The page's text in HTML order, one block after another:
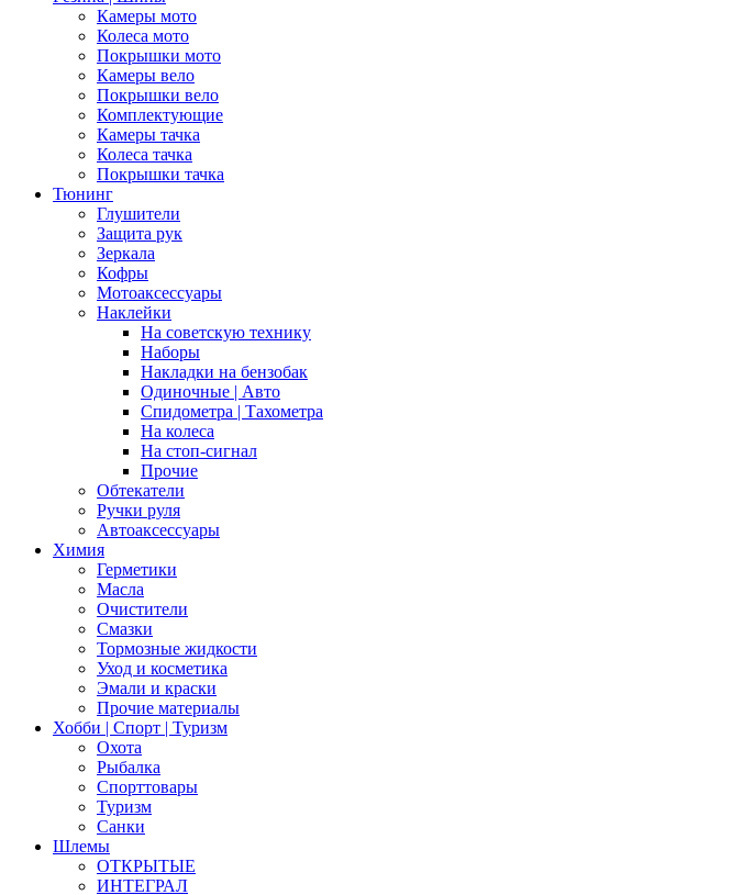
Камеры мото
Колеса мото
Покрышки мото
Камеры вело
Покрышки вело
Комплектующие
Камеры тачка
Колеса тачка
Покрышки тачка
Тюнинг
Глушители
Защита рук
Зеркала
Кофры
Мотоаксессуары
Наклейки
На советскую технику
Наборы
Накладки на бензобак
Одиночные | Авто
Спидометра | Тахометра
На колеса
На стоп-сигнал
Прочие
Обтекатели
Ручки руля
Автоаксессуары
Химия
Герметики
Масла
Очистители
Смазки
Тормозные жидкости
Уход и косметика
Эмали и краски
Прочие материалы
Хобби | Cпорт | Туризм
Охота
Рыбалка
Спорттовары
Туризм
Санки
Шлемы
ОТКРЫТЫЕ
ИНТЕГРАЛ